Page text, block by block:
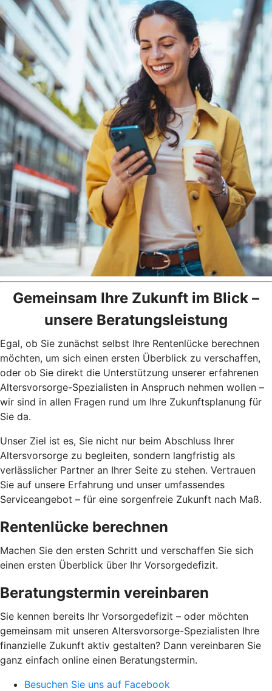
Gemeinsam Ihre Zukunft im Blick –
unsere Beratungsleistung
Egal, ob Sie zunächst selbst Ihre Rentenlücke berechnen
möchten, um sich einen ersten Überblick zu verschaffen,
oder ob Sie direkt die Unterstützung unserer erfahrenen
Altersvorsorge-Spezialisten in Anspruch nehmen wollen –
wir sind in allen Fragen rund um Ihre Zukunftsplanung für
Sie da.
Unser Ziel ist es, Sie nicht nur beim Abschluss Ihrer
Altersvorsorge zu begleiten, sondern langfristig als
verlässlicher Partner an Ihrer Seite zu stehen. Vertrauen
Sie auf unsere Erfahrung und unser umfassendes
Serviceangebot – für eine sorgenfreie Zukunft nach Maß.
Rentenlücke berechnen
Machen Sie den ersten Schritt und verschaffen Sie sich
einen ersten Überblick über Ihr Vorsorgedefizit.
Beratungstermin vereinbaren
Sie kennen bereits Ihr Vorsorgedefizit – oder möchten
gemeinsam mit unseren Altersvorsorge-Spezialisten Ihre
finanzielle Zukunft aktiv gestalten? Dann vereinbaren Sie
ganz einfach online einen Beratungstermin.
Besuchen Sie uns auf Facebook